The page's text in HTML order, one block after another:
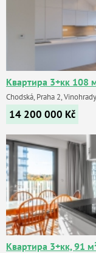
Квартира 3+кк 108
Chodská, Praha 2, Vinohrady
14 200 000 Kč
Квартира 3+кк, 91